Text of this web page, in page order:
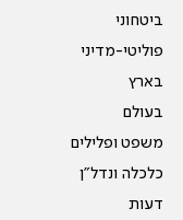
ביטחוני
פוליטי-מדיני
בארץ
בעולם
משפט ופלילים
כלכלה ונדל"ן
דעות